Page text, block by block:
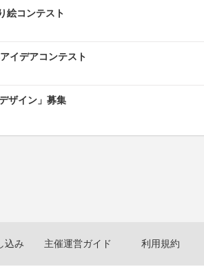
絵コンテスト
イデアコンテスト
ザイン」募集
込み 主催運営ガイド 利用規約